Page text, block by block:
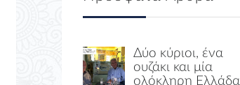
Δύο κύριοι, ένα
ουζάκι και μία
ολόκληρη Ελλάδα